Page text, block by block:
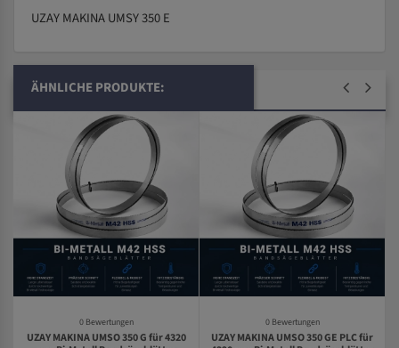
UZAY MAKINA UMSY 350 E
ÄHNLICHE PRODUKTE:
0 Bewertungen
UZAY MAKINA UMSO 350 G für 4320
0 Bewertungen
UZAY MAKINA UMSO 350 GE PLC für